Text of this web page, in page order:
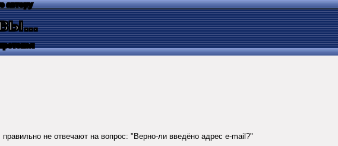
автору
не отвечают на вопрос: "Верно-ли введёно адреc e-mail?"